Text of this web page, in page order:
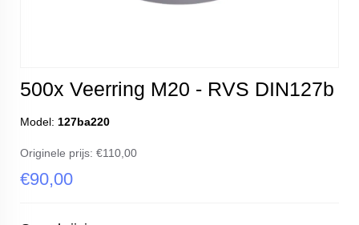
500x Veerring M20 - RVS DIN127b
Model: 127ba220
Originele prijs: €110,00
€90,00